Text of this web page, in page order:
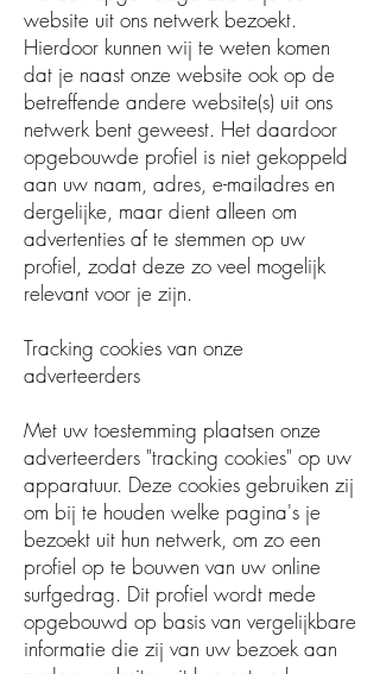
website uit ons netwerk bezoekt.
Hierdoor kunnen wij te weten komen
dat je naast onze website ook op de
betreffende andere website(s) uit ons
netwerk bent geweest. Het daardoor
opgebouwde profiel is niet gekoppeld
aan uw naam, adres, e-mailadres en
dergelijke, maar dient alleen om
advertenties af te stemmen op uw
profiel, zodat deze zo veel mogelijk
relevant voor je zijn.
Tracking cookies van onze
adverteerders
Met uw toestemming plaatsen onze
adverteerders "tracking cookies" op uw
apparatuur. Deze cookies gebruiken zij
om bij te houden welke pagina's je
bezoekt uit hun netwerk, om zo een
profiel op te bouwen van uw online
surfgedrag. Dit profiel wordt mede
opgebouwd op basis van vergelijkbare
informatie die zij van uw bezoek aan